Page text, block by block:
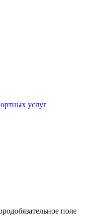
услуг
обязательное поле